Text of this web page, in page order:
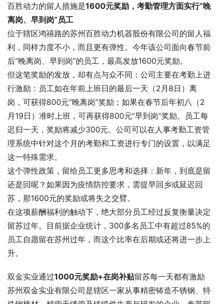
百胜动力的留人措施是1600元奖励，考勤管理方面实行“晚
离岗、早到岗”员工
位于辖区鸿禧路的苏州百胜动力机器股份有限公司的留人福
利，同样力度不小，而且更有弹性。今年该公司面向春节前
后“晚离岗、早到岗”的员工，最高发放1600元奖励。
但这笔奖励的发放，却有点与众不同：公司主要在考勤上进
行激励：员工如在年前上班日的最后一天（2月8日）离
岗，可获得800元“晚离岗”奖励；如果在春节后年初八（2
月19日）准时上班，可再获得800元“早到岗”奖励。员工每
迟归一天，奖励将减少300元。公司可以在人事考勤工资管
理系统中针对这个月的考勤和工资进行专门的设置，以满足
这一特殊需求。
这个弹性政策，留给员工更多思考和选择：新年，到底是留
还是回呢？如果因为疫情防控要求，需提早回乡或延迟回
苏，那1600元的奖励或将失之交臂。
在这项薪酬福利的触动下，绝大部分员工经过反复衡量决定
留苏过年。目前据企业统计，300多名员工中有超过85%的
员工自愿留在苏州过年，而这个比率在后期或还将进一步上
升。
双金实业通过1000元奖励+在岗补贴留苏每一天都有激励
苏州双金实业有限公司是辖区一家从事精密铸造不锈钢、特